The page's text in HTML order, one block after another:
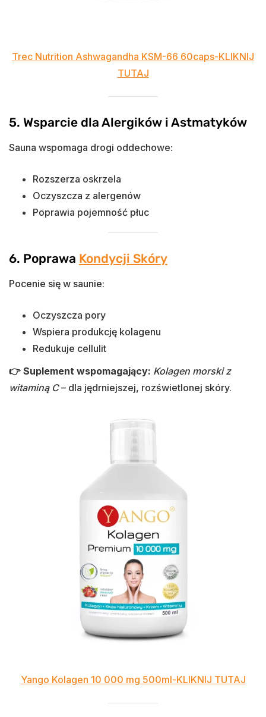
Trec Nutrition Ashwagandha KSM-66 60caps-KLIKNIJ
TUTAJ
5. Wsparcie dla Alergików i Astmatyków
Sauna wspomaga drogi oddechowe:
Rozszerza oskrzela
Oczyszcza z alergenów
Poprawia pojemność płuc
6. Poprawa Kondycji Skóry
Pocenie się w saunie:
Oczyszcza pory
Wspiera produkcję kolagenu
Redukuje cellulit
👉 Suplement wspomagający: Kolagen morski z
witaminą C– dla jędrniejszej, rozświetlonej skóry.
Yango Kolagen 10 000 mg 500ml-KLIKNIJ TUTAJ